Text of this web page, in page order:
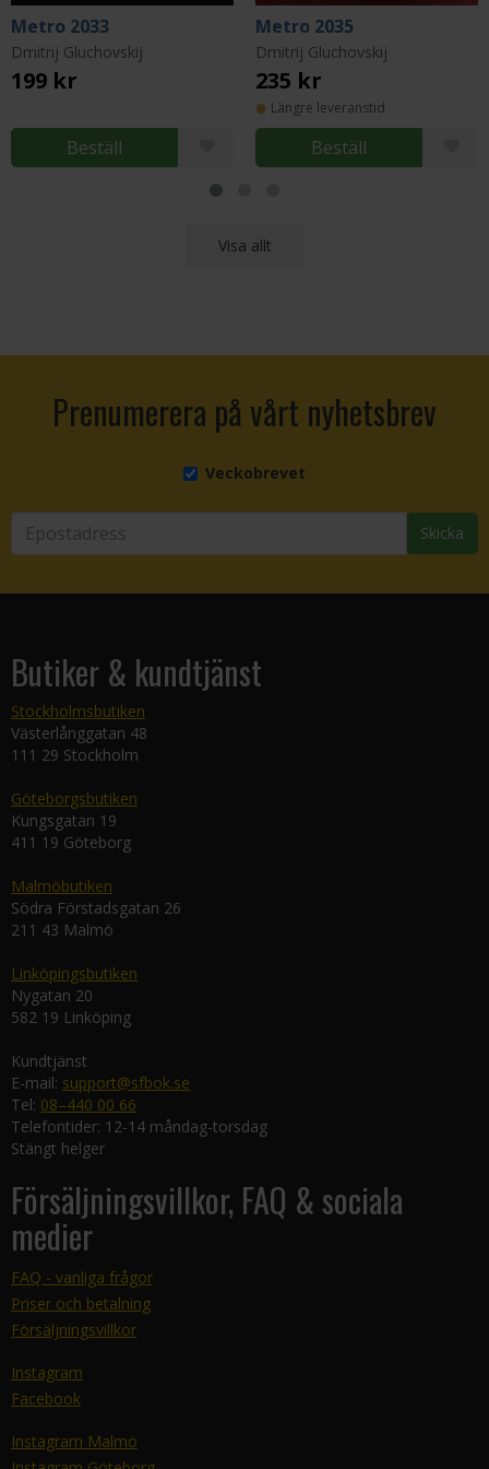
Metro 2033
Dmitrij Gluchovskij
199 kr
Beställ
Metro 2035
Dmitrij Gluchovskij
235 kr
Längre leveranstid
Beställ
Visa allt
Prenumerera på vårt nyhetsbrev
Veckobrevet
Skicka
Butiker & kundtjänst
Stockholmsbutiken
Västerlånggatan 48
111 29 Stockholm
Göteborgsbutiken
Kungsgatan 19
411 19 Göteborg
Malmöbutiken
Södra Förstadsgatan 26
211 43 Malmö
Linköpingsbutiken
Nygatan 20
582 19 Linköping
Kundtjänst
E-mail: support@sfbok.se
Tel: 08–440 00 66
Telefontider: 12-14 måndag-torsdag
Stängt helger
Försäljningsvillkor, FAQ & sociala
medier
FAQ - vanliga frågor
Priser och betalning
Försäljningsvillkor
Instagram
Facebook
Instagram Malmö